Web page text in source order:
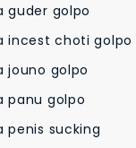
guder golpo
incest choti golpo
jouno golpo
panu golpo
penis sucking